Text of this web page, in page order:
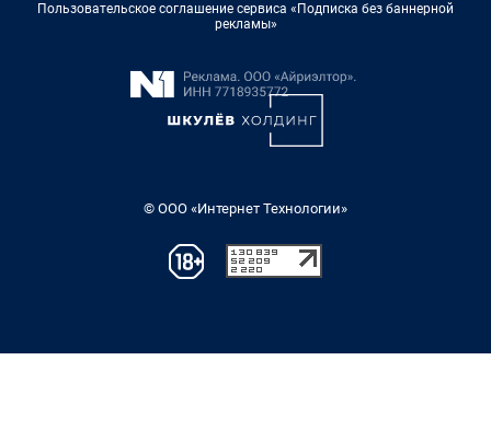
Пользовательское соглашение сервиса «Подписка без баннерной
рекламы»
© ООО «Интернет Технологии»